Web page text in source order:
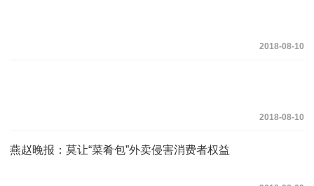
2018-08-10
2018-08-10
燕赵晚报：莫让“菜肴包”外卖侵害消费者权益